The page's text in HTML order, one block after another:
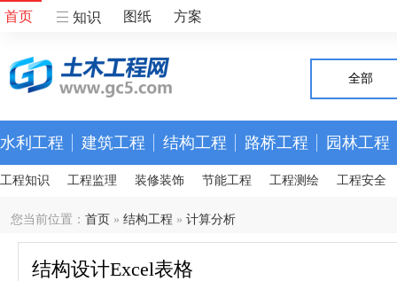
首页 知识 图纸 方案
全部
水利工程 建筑工程 结构工程 路桥工程 园林工程
工程知识 工程监理 装修装饰 节能工程 工程测绘 工程安全
您当前位置： 首页 » 结构工程 » 计算分析
结构设计Excel表格